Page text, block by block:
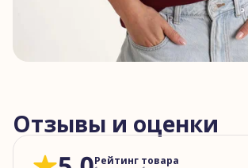
Отзывы и оценки
Рейтинг товара